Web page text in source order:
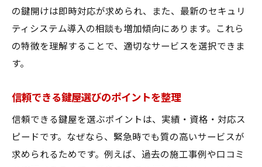
鍵屋が提供する住宅メンテナンスの実例
鍵屋の迅速対応が地域で求められる背景
鍵トラブルを解決する現場の作業内容解説
現場での鍵屋の対応力と判断力の重要性
の鍵開けは即時対応が求められ、また、最新のセキュリ
ティシステム導入の相談も増加傾向にあります。これら
の特徴を理解することで、適切なサービスを選択できま
す。
信頼できる鍵屋選びのポイントを整理
信頼できる鍵屋を選ぶポイントは、実績・資格・対応ス
ピードです。なぜなら、緊急時でも質の高いサービスが
求められるためです。例えば、過去の施工事例や口コミ